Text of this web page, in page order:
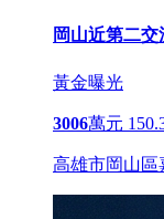
岡山近第二
黃金曝光
3006萬元
高雄市岡山區